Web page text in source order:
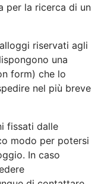
per la ricerca di un
riservati agli
una
form) che lo
nel più breve
fissati dalle
modo per potersi
In caso